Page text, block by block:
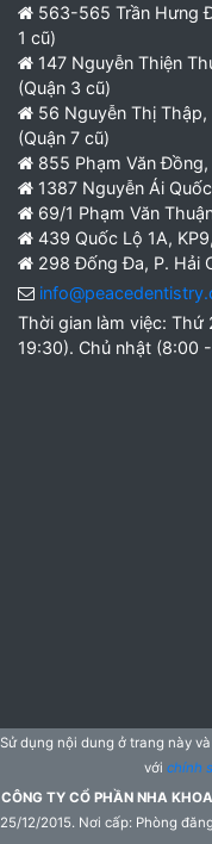
563-565 Trần Hưng
1 cũ)
147 Nguyễn Thiện
(Quận 3 cũ)
56 Nguyễn Thị Thập,
(Quận 7 cũ)
855 Phạm Văn
1387 Nguyễn Ái
69/1 Phạm Văn
439 Quốc Lộ 1A,
298 Đống Đa, P. Hải
Thời gian làm việc:
19:30). Chủ nhật (8:00
Sử dụng nội dung ở trang này
với chính
CÔNG TY CỔ PHẦN NHA
25/12/2015. Nơi cấp: Phòng